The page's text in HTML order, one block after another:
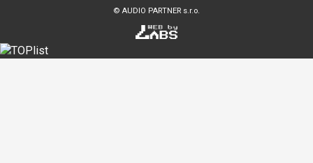
© AUDIO PARTNER s.r.o.